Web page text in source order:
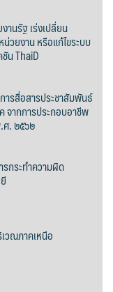
านรัฐ เร่งเปลี่ยน
วยงาน หรือแก้ไขระบบ
น ThaiD
รสื่อสารประชาสัมพันธ์
ากการประกอบอาชีพ
ศ. ๒๕๖๒
กระทำความผิด
วณภาคเหนือ